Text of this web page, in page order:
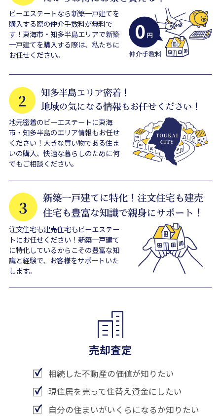
ビーエステートなら新築一戸建てを
購入する際の仲介手数料が無料で
す！東海市・知多半島エリアで新築
一戸建てを購入する際は、私たちに
お任せください。
地元密着のビーエステートに東海
市・知多半島のエリア情報もお任せ
ください！大きな買い物である住ま
いの購入、快適な暮らしのために何
でもご相談ください。
注文住宅も建売住宅もビーエステー
トにお任せください！新築一戸建て
に特化しているからこその豊富な知
識と経験で、お客様をサポートいた
します。
売却査定
相続した不動産の価値が知りたい
現住居を売って住替え資金にしたい
自分の住まいがいくらになるか知りたい